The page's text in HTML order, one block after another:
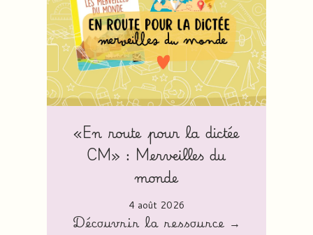
«En route pour la dictée
CM» : Merveilles du
monde
4 août 2026
Découvrir la ressource →